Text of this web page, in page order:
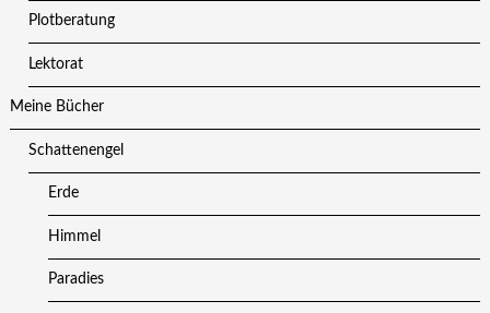
Plotberatung
Lektorat
Meine Bücher
Schattenengel
Erde
Himmel
Paradies